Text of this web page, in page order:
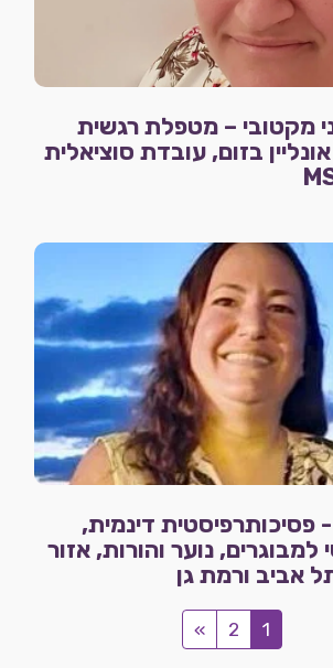
מקטובי – מטפלת רגשית
בזום, עובדת סוציאלית
- פסיכותרפיסטית דינמית,
למבוגרים, נוער והורות, אזור
אביב ורמת גן
1
2
»